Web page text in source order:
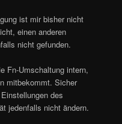
ist mir bisher nicht
einen anderen
nicht gefunden.
Fn-Umschaltung intern,
mitbekommt. Sicher
des
jedenfalls nicht ändern.